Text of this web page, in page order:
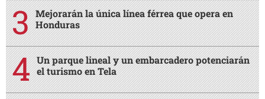
Mejorarán la única línea férrea que opera en
Honduras
Un parque lineal y un embarcadero potenciarán
el turismo en Tela